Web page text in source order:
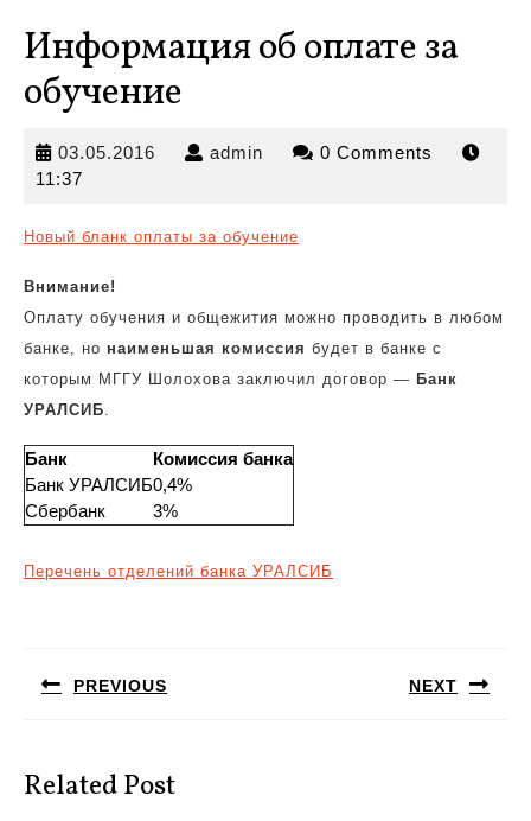
Информация об оплате за
обучение
03.05.2016 03.05.2016
admin admin 0 Comments
11:37
Новый бланк оплаты за обучение
Внимание!
Оплату обучения и общежития можно проводить в любом
банке, но наименьшая комиссия будет в банке с
которым МГГУ Шолохова заключил договор — Банк
УРАЛСИБ.
Банк
Комиссия банка
Банк УРАЛСИБ0,4%
Сбербанк
3%
Перечень отделений банка УРАЛСИБ
записям
PREVIOUS NEXT
Related Post